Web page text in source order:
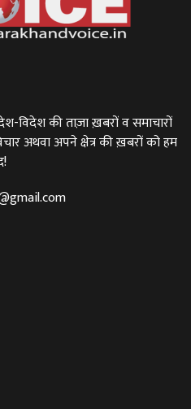
विदेश की ताज़ा ख़बरों व समाचारों
अथवा अपने क्षेत्र की ख़बरों को हम